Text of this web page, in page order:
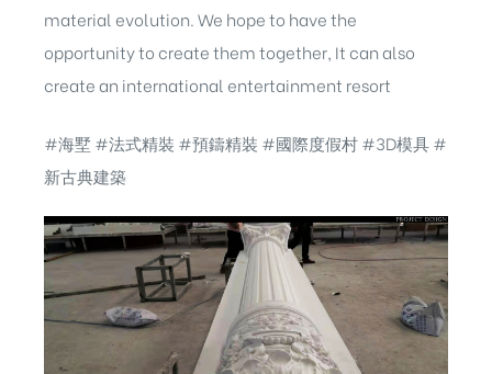
material evolution. We hope to have the
opportunity to create them together, It can also
create an international entertainment resort
#海墅 #法式精裝 #預鑄精裝 #國際度假村 #3D模具 #
新古典建築